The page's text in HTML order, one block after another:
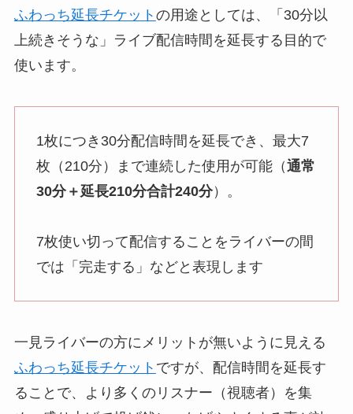
ふわっち延長チケット の用途としては、「30分以
上続きそうな」ライブ配信時間を延長する目的で
使います。
1枚につき30分配信時間を延長でき、最大7
枚（210分）まで連続した使用が可能（通常
30分＋延長210分合計240分）。
7枚使い切って配信することをライバーの間
では「完走する」などと表現します
一見ライバーの方にメリットが無いように見える
ふわっち延長チケット ですが、配信時間を延長す
ることで、より多くのリスナー（視聴者）を集